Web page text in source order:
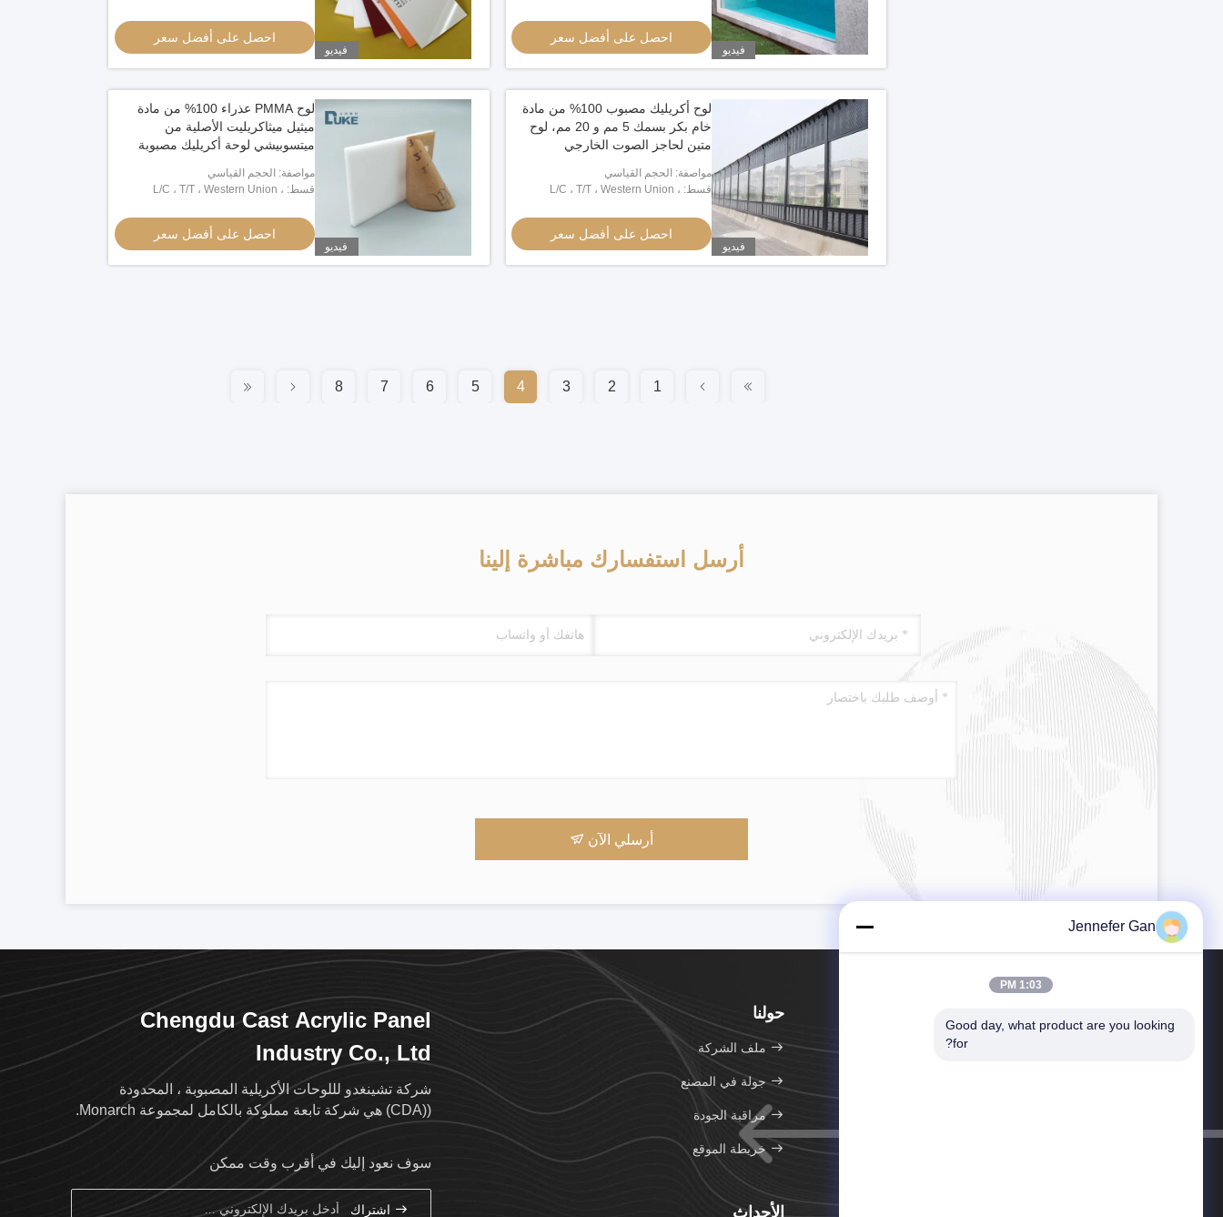
فيديو
احصل على أفضل سعر
فيديو
احصل على أفضل سعر
فيديو
لوح أكريليك مصبوب 100% من مادة
خام بكر بسمك 5 مم و 20 مم، لوح
متين لحاجز الصوت الخارجي
مواصفة: الحجم القياسي
قسط: L/C ، T/T ، Western Union ،
احصل على أفضل سعر
فيديو
لوح PMMA عذراء 100% من مادة
ميثيل ميثاكريليت الأصلية من
ميتسوبيشي لوحة أكريليك مصبوبة
مواصفة: الحجم القياسي
قسط: L/C ، T/T ، Western Union ،
احصل على أفضل سعر
1
2
3
4
5
6
7
8
أرسل استفسارك مباشرة إلينا
أرسلي الآن
حولنا
ملف الشركة
جولة في المصنع
مراقبة الجودة
خريطة الموقع
الأحداث
Chengdu Cast Acrylic Panel
Industry Co., Ltd
شركة تشينغدو لللوحات الأكريلية المصبوبة ، المحدودة
((CDA) هي شركة تابعة مملوكة بالكامل لمجموعة Monarch.
سوف نعود إليك في أقرب وقت ممكن
اشتراك
Jennefer Gan
1:03 PM
Good day, what product are you looking
for?